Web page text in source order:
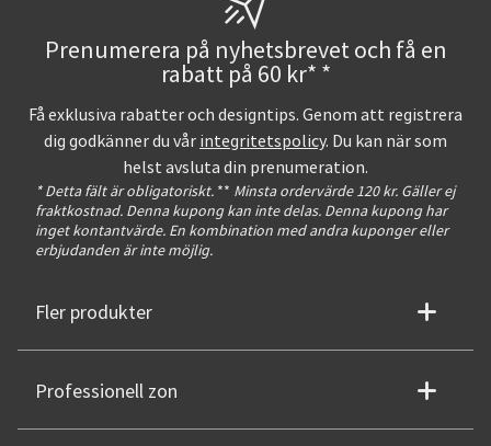
Prenumerera på nyhetsbrevet och få en
rabatt på 60 kr* *
Få exklusiva rabatter och designtips. Genom att registrera
dig godkänner du vår integritetspolicy. Du kan när som
helst avsluta din prenumeration.
* Detta fält är obligatoriskt. ** Minsta ordervärde 120 kr. Gäller ej
fraktkostnad. Denna kupong kan inte delas. Denna kupong har
inget kontantvärde. En kombination med andra kuponger eller
erbjudanden är inte möjlig.
Fler produkter
Professionell zon